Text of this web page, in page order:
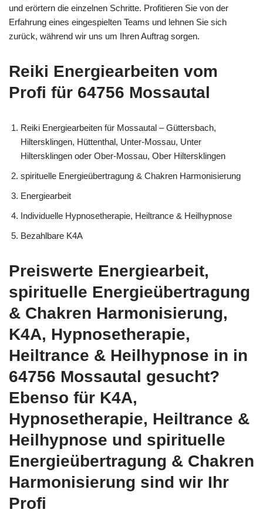
und erörtern die einzelnen Schritte. Profitieren Sie von der
Erfahrung eines eingespielten Teams und lehnen Sie sich
zurück, während wir uns um Ihren Auftrag sorgen.
Reiki Energiearbeiten vom
Profi für 64756 Mossautal
Reiki Energiearbeiten für Mossautal – Güttersbach,
Hiltersklingen, Hüttenthal, Unter-Mossau, Unter
Hiltersklingen oder Ober-Mossau, Ober Hiltersklingen
spirituelle Energieübertragung & Chakren Harmonisierung
Energiearbeit
Individuelle Hypnosetherapie, Heiltrance & Heilhypnose
Bezahlbare K4A
Preiswerte Energiearbeit,
spirituelle Energieübertragung
& Chakren Harmonisierung,
K4A, Hypnosetherapie,
Heiltrance & Heilhypnose in in
64756 Mossautal gesucht?
Ebenso für K4A,
Hypnosetherapie, Heiltrance &
Heilhypnose und spirituelle
Energieübertragung & Chakren
Harmonisierung sind wir Ihr
Profi